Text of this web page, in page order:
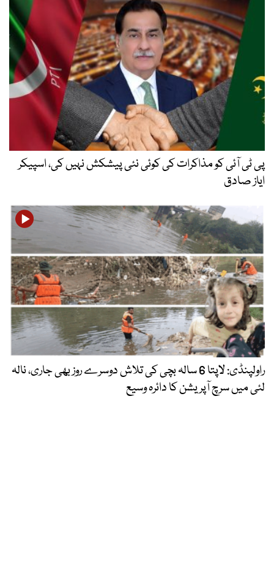
پی ٹی آئی کو مذاکرات کی کوئی نئی پیشکش نہیں کی، اسپیکر
ایاز صادق
راولپنڈی: لاپتا 6 سالہ بچی کی تلاش دوسرے روز بھی جاری، نالہ
لئی میں سرچ آپریشن کا دائرہ وسیع